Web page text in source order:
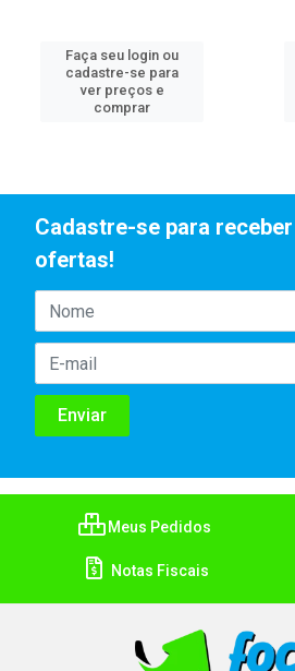
Faça seu login ou
cadastre-se para
ver preços e
comprar
Cadastre-se para
ofertas!
Meus Pedidos
Notas Fiscais